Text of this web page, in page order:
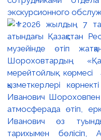
экскурсионного